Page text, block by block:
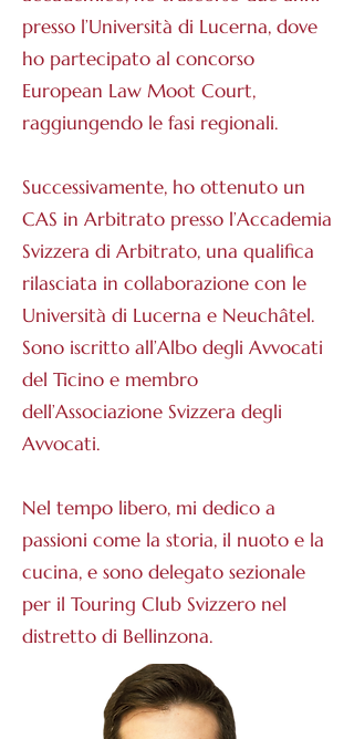
presso l’Università di Lucerna, dove
ho partecipato al concorso
European Law Moot Court,
raggiungendo le fasi regionali.
Successivamente, ho ottenuto un
CAS in Arbitrato presso l’Accademia
Svizzera di Arbitrato, una qualifica
rilasciata in collaborazione con le
Università di Lucerna e Neuchâtel.
Sono iscritto all’Albo degli Avvocati
del Ticino e membro
dell’Associazione Svizzera degli
Avvocati.
Nel tempo libero, mi dedico a
passioni come la storia, il nuoto e la
cucina, e sono delegato sezionale
per il Touring Club Svizzero nel
distretto di Bellinzona.